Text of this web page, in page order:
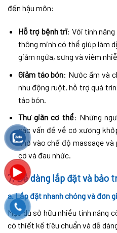
đến hậu môn:
Hỗ trợ bệnh trĩ: Với tính
thông minh có thể giúp làm
giảm ngứa, sưng và viêm
Giảm táo bón: Nước ấm và
nhu động ruột, hỗ trợ quá
táo bón.
Thư giãn cơ thể: Những
các vấn đề về cơ xương
nhờ vào chế độ massage và
cơ và đau nhức.
7.Dễ dàng lắp đặt và bảo
a. Lắp đặt nhanh chóng và đơn
Mặc dù sở hữu nhiều tính năng
có thiết kế tiêu chuẩn và dễ